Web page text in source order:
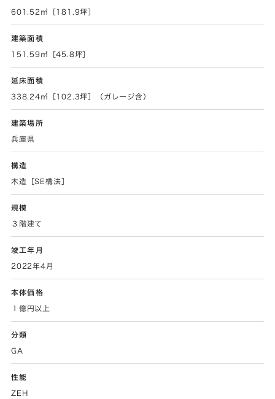
601.52㎡［181.9坪］
建築面積
151.59㎡［45.8坪］
延床面積
338.24㎡［102.3坪］（ガレージ含）
建築場所
兵庫県
構造
木造［SE構法］
規模
３階建て
竣工年月
2022年4月
本体価格
１億円以上
分類
GA
性能
ZEH